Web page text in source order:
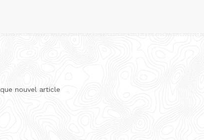
nouvel article